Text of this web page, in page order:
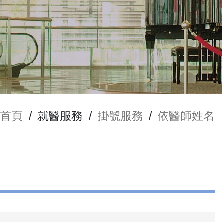
首頁 / 就醫服務 / 掛號服務 / 依醫師姓名